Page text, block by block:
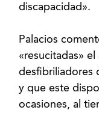
discapacidad».
Palacios
«resucitadas»
desfibriliadores
y que este
ocasiones, al